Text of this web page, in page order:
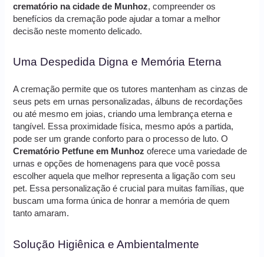
crematório na cidade de Munhoz, compreender os
benefícios da cremação pode ajudar a tomar a melhor
decisão neste momento delicado.
Uma Despedida Digna e Memória Eterna
A cremação permite que os tutores mantenham as cinzas de
seus pets em urnas personalizadas, álbuns de recordações
ou até mesmo em joias, criando uma lembrança eterna e
tangível. Essa proximidade física, mesmo após a partida,
pode ser um grande conforto para o processo de luto. O
Crematório Petfune em Munhoz oferece uma variedade de
urnas e opções de homenagens para que você possa
escolher aquela que melhor representa a ligação com seu
pet. Essa personalização é crucial para muitas famílias, que
buscam uma forma única de honrar a memória de quem
tanto amaram.
Solução Higiênica e Ambientalmente